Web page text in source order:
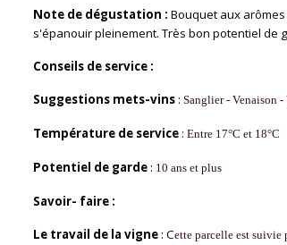
Note de dégustation : Bouquet aux
s'épanouir pleinement. Très bon potentiel de
Conseils de service :
Suggestions mets-vins : Sanglier - Venaison -
Température de service : Entre 17°C et 18°C
Potentiel de garde : 10 ans et plus
Savoir- faire :
Le travail de la vigne : Cette parcelle est